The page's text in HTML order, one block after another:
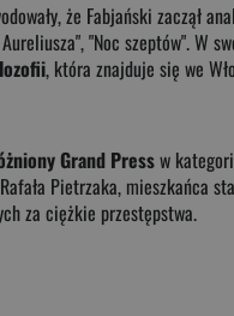
że Fabjański
Aureliusza", "Noc szeptów". W
, która znajduje się we
Grand Pressw
Pietrzaka, mieszkańca
za ciężkie przestępstwa.